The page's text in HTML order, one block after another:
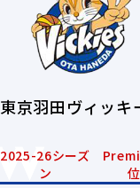
東京羽田ヴィッキ
2025-26シーズ
ン
位